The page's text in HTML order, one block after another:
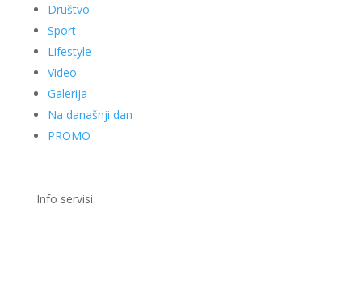
Društvo
Sport
Lifestyle
Video
Galerija
Na današnji dan
PROMO
Info servisi